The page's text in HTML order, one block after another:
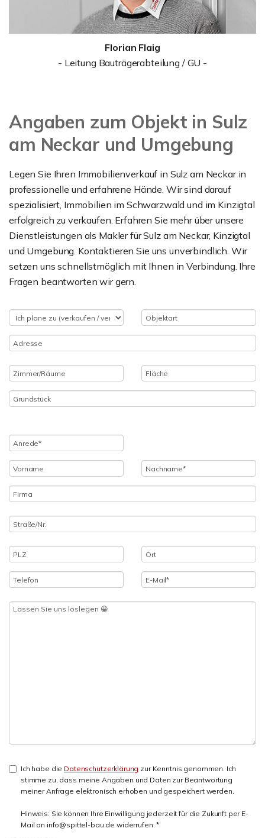
Florian Flaig
- Leitung Bauträgerabteilung / GU -
Angaben zum Objekt in Sulz
am Neckar und Umgebung
Legen Sie Ihren Immobilienverkauf in Sulz am Neckar in
professionelle und erfahrene Hände. Wir sind darauf
spezialisiert, Immobilien im Schwarzwald und im Kinzigtal
erfolgreich zu verkaufen. Erfahren Sie mehr über unsere
Dienstleistungen als Makler für Sulz am Neckar, Kinzigtal
und Umgebung. Kontaktieren Sie uns unverbindlich. Wir
setzen uns schnellstmöglich mit Ihnen in Verbindung. Ihre
Fragen beantworten wir gern.
Ich habe die Datenschutzerklärung zur Kenntnis genommen. Ich
stimme zu, dass meine Angaben und Daten zur Beantwortung
meiner Anfrage elektronisch erhoben und gespeichert werden.
Hinweis: Sie können Ihre Einwilligung jederzeit für die Zukunft per E-
Mail an info@spittel-bau.de widerrufen. *